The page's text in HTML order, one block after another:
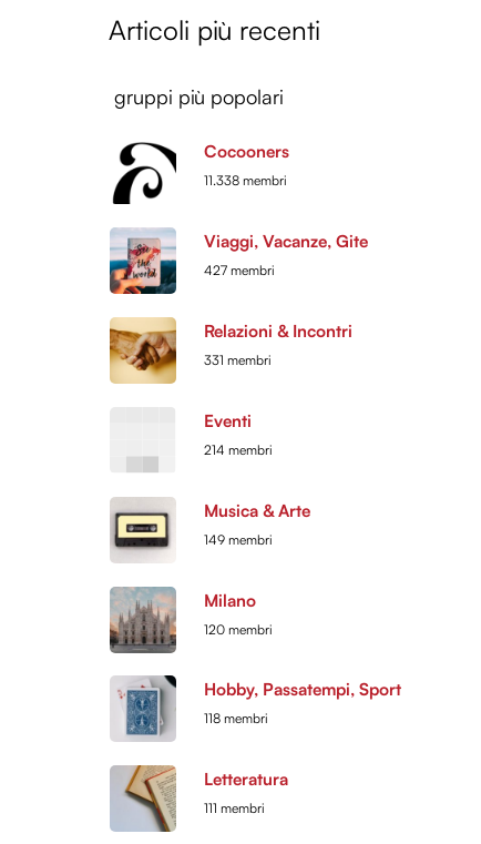
Articoli più recenti
gruppi più popolari
Cocooners
11.338 membri
Viaggi, Vacanze, Gite
427 membri
Relazioni & Incontri
331 membri
Eventi
214 membri
Musica & Arte
149 membri
Milano
120 membri
Hobby, Passatempi, Sport
118 membri
Letteratura
111 membri